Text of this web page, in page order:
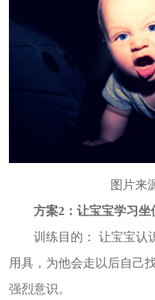
图片来
方案2：让宝宝学习坐
训练目的： 让宝宝认
用具，为他会走以后自己
强烈意识。